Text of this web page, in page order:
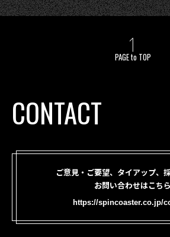
PAGE to TOP
CONTACT
ご意見・ご要望、タイアップ、
お問い合わせはこちら
https://spincoaster.co.jp/